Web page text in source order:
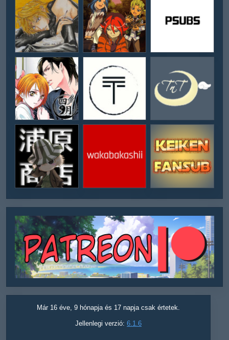
Már 16 éve, 9 hónapja és 17 napja csak értetek.
Jellenlegi verzió: 6.1.6